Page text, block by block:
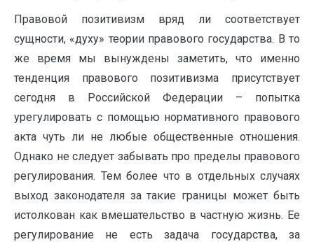
Правовой позитивизм вряд ли соответствует
сущности, «духу» теории правового государства. В то
же время мы вынуждены заметить, что именно
тенденция правового позитивизма присутствует
сегодня в Российской Федерации – попытка
урегулировать с помощью нормативного правового
акта чуть ли не любые общественные отношения.
Однако не следует забывать про пределы правового
регулирования. Тем более что в отдельных случаях
выход законодателя за такие границы может быть
истолкован как вмешательство в частную жизнь. Ее
регулирование не есть задача государства, за